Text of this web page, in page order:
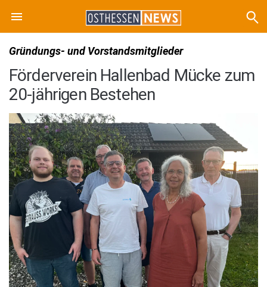
Gründungs- und Vorstandsmitglieder
Förderverein Hallenbad Mücke zum
20-jährigen Bestehen